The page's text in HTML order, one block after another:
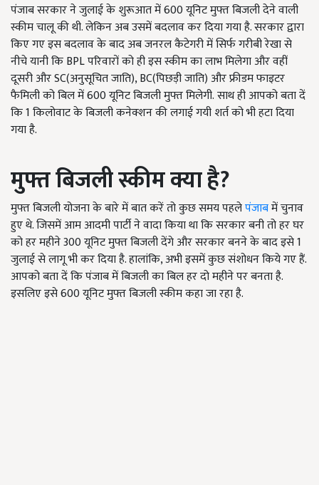
पंजाब सरकार ने जुलाई के शुरूआत में 600 यूनिट मुफ्त बिजली देने वाली
स्कीम चालू की थी. लेकिन अब उसमें बदलाव कर दिया गया है. सरकार द्वारा
किए गए इस बदलाव के बाद अब जनरल कैटेगरी में सिर्फ गरीबी रेखा से
नीचे यानी किBPLपरिवारों को ही इस स्कीम का लाभ मिलेगा और वहीं
दूसरी औरSC(अनुसूचित जाति), BC(पिछड़ी जाति) और फ्रीडम फाइटर
फैमिली को बिल में600यूनिट बिजली मुफ्त मिलेगी.साथ ही आपको बता दें
कि 1 किलोवाट के बिजली कनेक्शन की लगाई गयी शर्त को भी हटा दिया
गया है.
मुफ्त बिजली स्कीम क्या है?
मुफ्त बिजली योजना के बारे में बात करें तो कुछ समय पहलेपंजाबमें चुनाव
हुए थे. जिसमें आम आदमी पार्टी ने वादा किया था कि सरकार बनी तो हर घर
को हर महीने300यूनिट मुफ्त बिजली देंगे और सरकार बनने के बाद इसे 1
जुलाई से लागू भी कर दिया है. हालांकि, अभी इसमें कुछसंशोधनकिये गए हैं.
आपको बता दें कि पंजाब में बिजली का बिल हर दो महीने पर बनता है.
इसलिए इसे 600 यूनिट मुफ्त बिजली स्कीम कहा जा रहा है.